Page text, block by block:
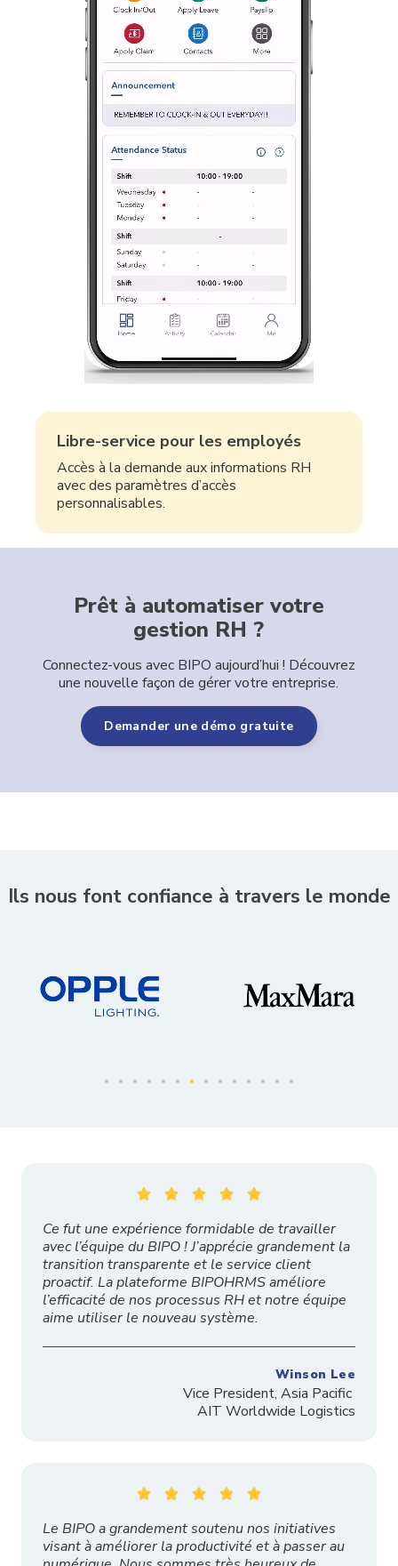
Libre-service pour les employés
Accès à la demande aux informations RH
avec des paramètres d’accès
personnalisables.
Prêt à automatiser votre
gestion RH ?
Connectez-vous avec BIPO aujourd’hui ! Découvrez
une nouvelle façon de gérer votre entreprise.
Demander une démo gratuite
Ils nous font confiance à travers le monde
    
Ce fut une expérience formidable de travailler
avec l’équipe du BIPO ! J’apprécie grandement la
transition transparente et le service client
proactif. La plateforme BIPOHRMS améliore
l’efficacité de nos processus RH et notre équipe
aime utiliser le nouveau système.
Winson Lee
Vice President, Asia Pacific
AIT Worldwide Logistics
    
Le BIPO a grandement soutenu nos initiatives
visant à améliorer la productivité et à passer au